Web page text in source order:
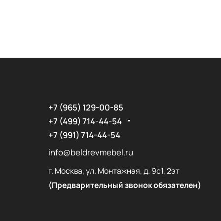
+7 (965) 129-00-85
+7 (499) 714-44-54
+7 (991) 714-44-54
info@beldrevmebel.ru
г. Москва, ул. Монтажная, д. 9с1, 2эт
(Предварительный звонок обязателен)